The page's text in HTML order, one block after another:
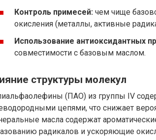
Контроль примесей: чем чище
окисления (металлы, активные
Использование антиоксидантных
совместимости с базовым маслом.
структуры молекул
(ПАО) из группы IV
цепями, что снижает
масла содержат
радикалов и ускоряющие